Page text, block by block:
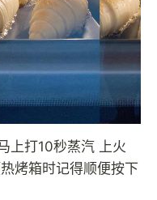
上打10秒蒸汽 上火
烤箱时记得顺便按下